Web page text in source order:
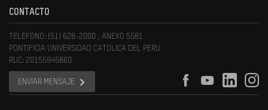
CONTACTO
TELÉFONO: (51) 626-2000 , ANEXO 5581
PONTIFICIA UNIVERSIDAD CATOLICA DEL PERU
RUC: 20155945860
ENVIAR MENSAJE